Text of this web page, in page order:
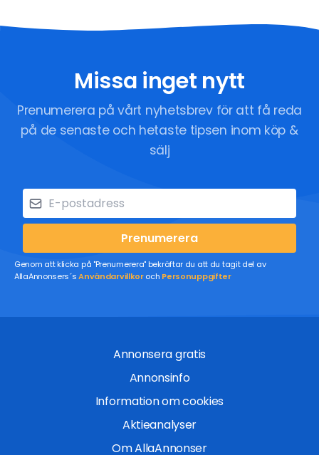
Missa inget nytt
Prenumerera på vårt nyhetsbrev för att få reda
på de senaste och hetaste tipsen inom köp &
sälj
Prenumerera
Genom att klicka på "Prenumerera" bekräftar du att du tagit del av
AllaAnnonsers´sAnvändarvillkoroch Personuppgifter
Annonsera gratis
Annonsinfo
Information om cookies
Aktieanalyser
Om AllaAnnonser